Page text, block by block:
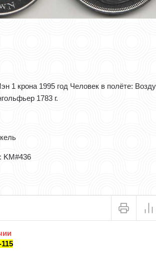
1 крона 1995 год Человек в полёте:
1783 г.
KM#436